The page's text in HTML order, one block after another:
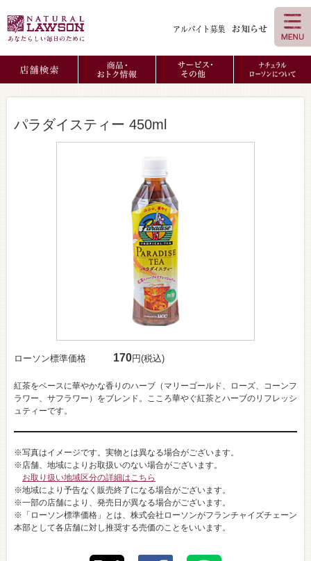
パラダイスティー 450ml
ローソン標準価格 170円(税込)
紅茶をベースに華やかな香りのハーブ（マリーゴールド、ローズ、コーンフ
ラワー、サフラワー）をブレンド。こころ華やぐ紅茶とハーブのリフレッシ
ュティーです。
※写真はイメージです。実物とは異なる場合がございます。
※店舗、地域によりお取扱いのない場合がございます。
お取り扱い地域区分の詳細はこちら
※地域により予告なく販売終了になる場合がございます。
※一部の店舗により、発売日が異なる場合がございます。
※「ローソン標準価格」とは、株式会社ローソンがフランチャイズチェーン
本部として各店舗に対し推奨する売価のことをいいます。